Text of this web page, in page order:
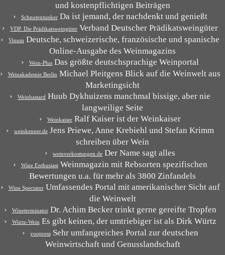
und kostenpflichtigen Beiträgen
SchnutentunkerDa ist jemand, der nachdenkt und genießt
VDP. Die Prädikatsweingüter Verband Deutscher Prädikatsweingüter
Vinum Deutsche, schweizerische, französische und spanische
Online-Ausgabe des Weinmagazins
Wein-Plus Das größte deutschsprachige Weinportal
Weinakademie Berlin Michael Pleitgens Blick auf die Weinwelt aus
Marketingsicht
Weinbastard Huub Dykhuizens manchmal bissige, aber nie
langweilige Seite
Weinkaiser Ralf Kaiser ist der Weinkaiser
weinkenner.de Jens Priewe, Anne Krebiehl und Stefan Krimm
schreiben über Wein
weinverkostungen.de Der Name sagt alles
Wine EnthusiastWeinmagazin mit Rebsorten spezifischen
Bewertungen u.a. für mehr als 3800 Zinfandels
Wine SpectatorUmfassendes Portal mit amerikanischer Sicht auf
die Weinwelt
WineterminatorDr. Achim Becker trinkt gerne gereifte Tropfen
Würtz-Wein Es gibt keinen, der umtriebiger ist als Dirk Würtz
yoopressSehr umfangreiches Portal zur deutschen
Weinwirtschaft und Genusslandschaft